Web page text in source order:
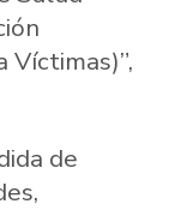
Víctimas)”,
de